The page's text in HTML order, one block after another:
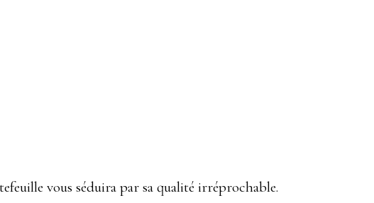
vous séduira par sa qualité irréprochable.